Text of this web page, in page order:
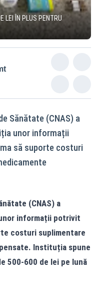
LEI ÎN PLUS PENTRU
Sănătate (CNAS) a
unor informații
să suporte costuri
(CNAS) a
informații potrivit
costuri suplimentare
Instituția spune
500-600 de lei pe lună